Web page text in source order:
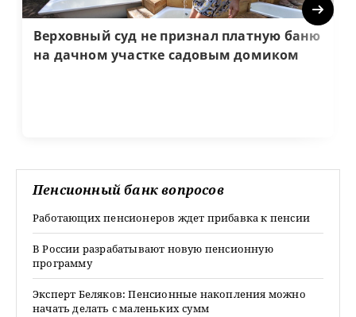
Верховный суд не признал платную баню
на дачном участке садовым домиком
Next
Пенсионный банк вопросов
Работающих пенсионеров ждет прибавка к пенсии
В России разрабатывают новую пенсионную
программу
Эксперт Беляков: Пенсионные накопления можно
начать делать с маленьких сумм